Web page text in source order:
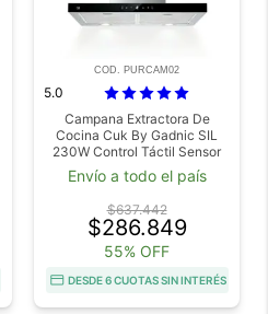
COD. PURCAM02
5.0
Campana Extractora De
Cocina Cuk By Gadnic SIL
230W Control Táctil Sensor
de Mano Luces LED
Envío a todo el país
$637.442
$286.849
55% OFF
DESDE 6 CUOTAS SIN INTERÉS